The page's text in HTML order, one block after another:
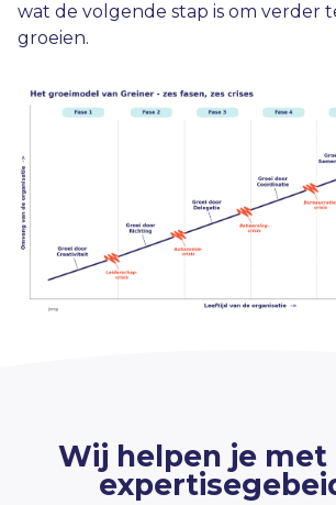
wat de volgende stap is om verder
groeien.
Wij helpen je met